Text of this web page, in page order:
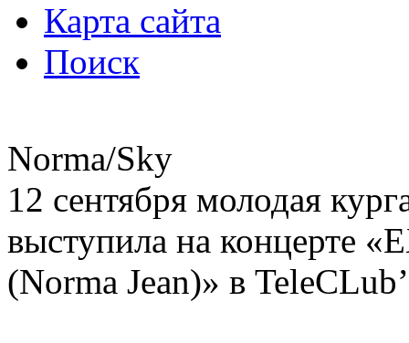
Карта сайта
Поиск
Norma/Sky
12 сентября молодая
выступила на концерте
(Norma Jean)» в